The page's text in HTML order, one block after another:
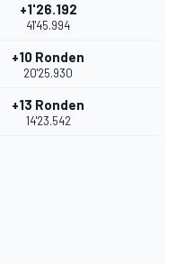
+1'26.192
41'45.994
+10 Ronden
20'25.930
+13 Ronden
14'23.542